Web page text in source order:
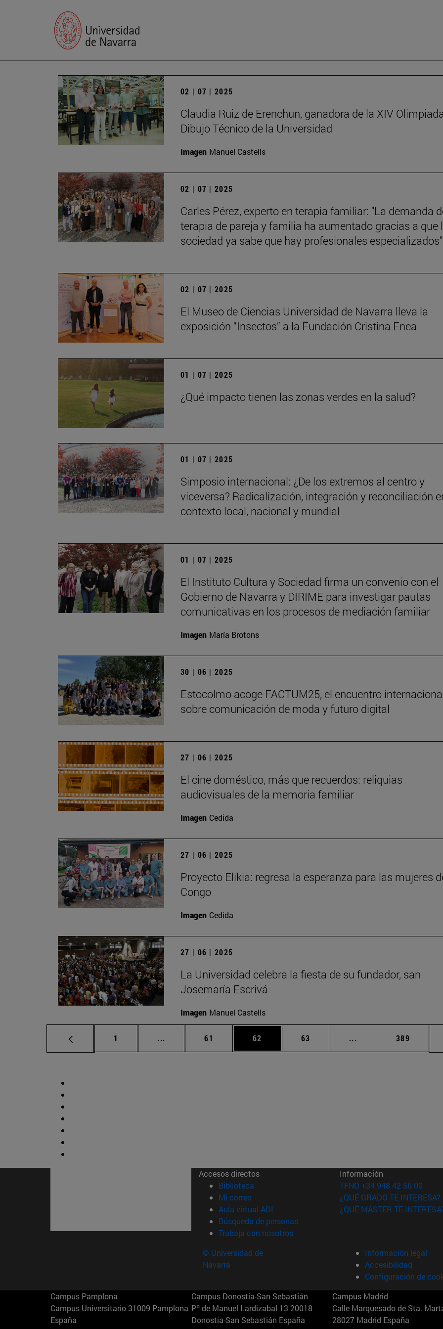
02 | 07 | 2025
Claudia Ruiz de Erenchun, ganadora de la XIV
Dibujo Técnico de la Universidad
Imagen Manuel Castells
02 | 07 | 2025
Carles Pérez, experto en terapia familiar: "La demanda
terapia de pareja y familia ha aumentado gracias a que
sociedad ya sabe que hay profesionales especializados"
02 | 07 | 2025
El Museo de Ciencias Universidad de Navarra lleva la
exposición “Insectos” a la Fundación Cristina Enea
01 | 07 | 2025
¿Qué impacto tienen las zonas verdes en la salud?
01 | 07 | 2025
Simposio internacional: ¿De los extremos al centro y
viceversa? Radicalización, integración y reconciliación
contexto local, nacional y mundial
01 | 07 | 2025
El Instituto Cultura y Sociedad firma un convenio con el
Gobierno de Navarra y DIRIME para investigar pautas
comunicativas en los procesos de mediación familiar
Imagen María Brotons
30 | 06 | 2025
Estocolmo acoge FACTUM25, el encuentro
sobre comunicación de moda y futuro digital
27 | 06 | 2025
El cine doméstico, más que recuerdos: reliquias
audiovisuales de la memoria familiar
Imagen Cedida
27 | 06 | 2025
Proyecto Elikia: regresa la esperanza para las mujeres
Congo
Imagen Cedida
27 | 06 | 2025
La Universidad celebra la fiesta de su fundador, san
Josemaría Escrivá
Imagen Manuel Castells
Página
1 ... Páginas intermedias Use TAB para desplazarse.
Página
61 Página
62 Página
63 ... Páginas intermedias
Página
389
Accesos directos
Biblioteca (abre en nueva ventana)
Mi correo(abre en nueva ventana)
Aula virtual ADI (abre en nueva ventana)
Búsqueda de personas(abre en nueva ventana)
Trabaja con nosotros(abre en nueva ventana)
Información
TFNO +34 948 42 56 00
¿QUÉ GRADO TE INTERESA?
¿QUÉ MÁSTER TE
© Universidad de
Navarra
Información legal
Accesibilidad
Configuración de
Campus Pamplona
Campus Universitario 31009 Pamplona
España
Campus Donostia-San Sebastián
Pº de Manuel Lardizabal 13 20018
Donostia-San Sebastián España
Campus Madrid
Calle Marquesado de Sta.
28027 Madrid España